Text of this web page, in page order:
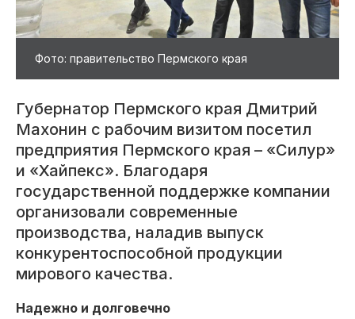
Фото: правительство Пермского края
Губернатор Пермского края Дмитрий
Махонин с рабочим визитом посетил
предприятия Пермского края – «Силур»
и «Хайпекс». Благодаря
государственной поддержке компании
организовали современные
производства, наладив выпуск
конкурентоспособной продукции
мирового качества.
Надежно и долговечно